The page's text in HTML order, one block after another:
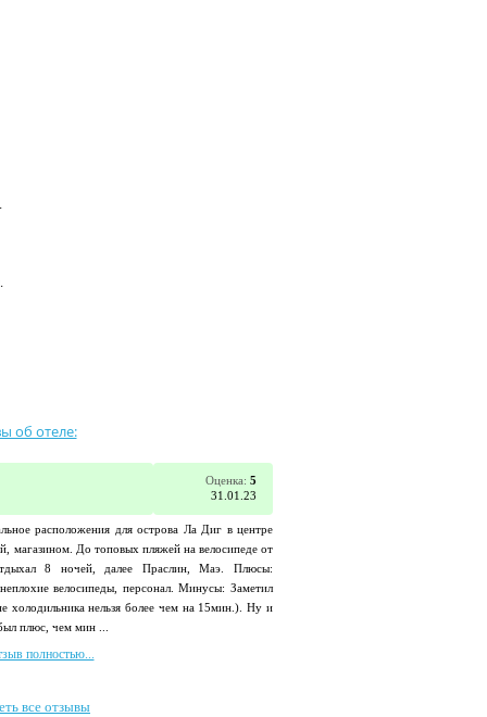
об отеле:
Оценка: 5
31.01.23
расположения для острова Ла Диг в центре
магазином. До топовых пляжей на велосипеде от
8 ночей, далее Праслин, Маэ. Плюсы:
велосипеды, персонал. Минусы: Заметил
холодильника нельзя более чем на 15мин.). Ну и
плюс, чем мин ...
полностью...
все отзывы